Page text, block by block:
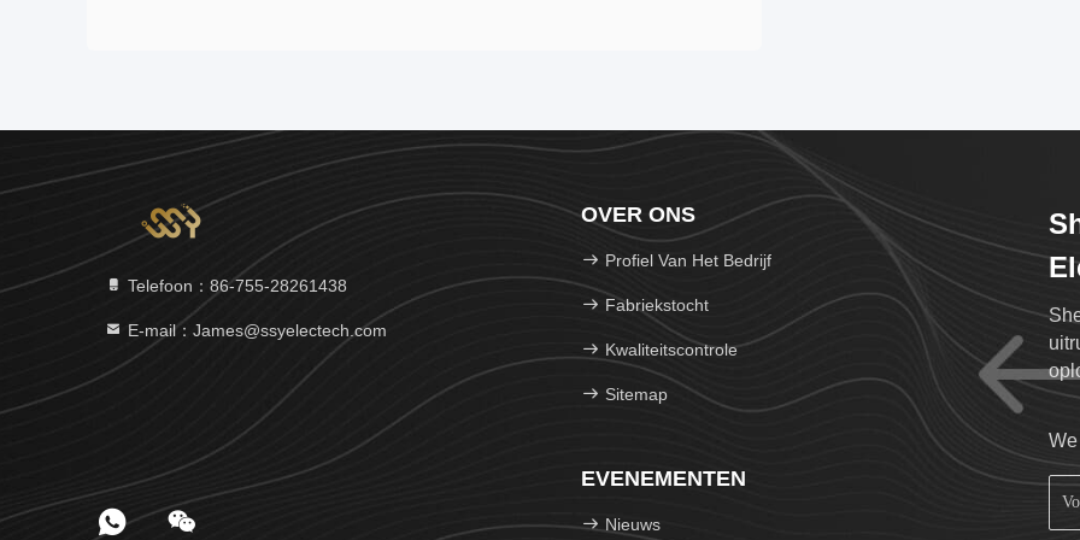
Telefoon：86-755-28261438
E-mail：James@ssyelectech.com
OVER ONS
Profiel Van Het Bedrijf
Fabriekstocht
Kwaliteitscontrole
Sitemap
EVENEMENTEN
Nieuws